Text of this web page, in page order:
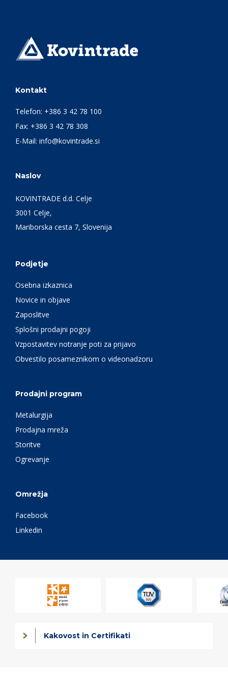
Kontakt
Telefon: +386 3 42 78 100
Fax: +386 3 42 78 308
E-Mail: info@kovintrade.si
Naslov
KOVINTRADE d.d. Celje
3001 Celje,
Mariborska cesta 7, Slovenija
Podjetje
Osebna izkaznica
Novice in objave
Zaposlitve
Splošni prodajni pogoji
Vzpostavitev notranje poti za prijavo
Obvestilo posameznikom o videonadzoru
Prodajni program
Metalurgija
Prodajna mreža
Storitve
Ogrevanje
Omrežja
Facebook
Linkedin
Kakovost in Certifikati